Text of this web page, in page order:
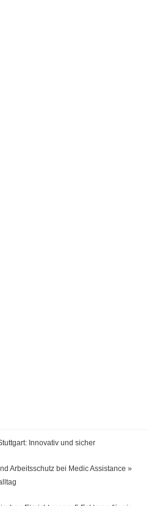
Innovativ und sicher
Arbeitsschutz bei Medic Assistance »